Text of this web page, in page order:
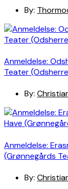
By:
Anmeldelse:
Teater
By:
Anmeldelse:
(Grønnegårds
By: